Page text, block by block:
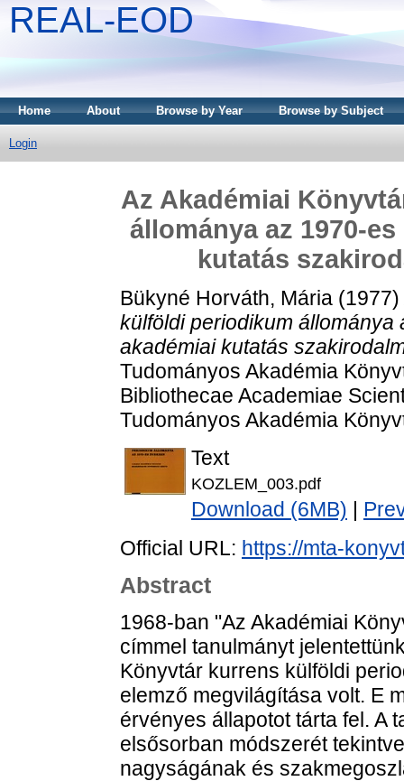
REAL-EOD
Home About Browse by Year Browse by Subject
Login
Az Akadémiai
állománya az 1970-
kutatás
Bükyné Horváth, Mária (1977)
külföldi periodikum állománya
akadémiai kutatás
Tudományos Akadémia
Bibliothecae Academiae
Tudományos Akadémia
Text
KOZLEM_003.pdf
Download (6MB)
Official URL: https://mta-
Abstract
1968-ban "Az Akadémiai
címmel tanulmányt
Könyvtár kurrens külföldi
elemző megvilágítása volt. E
érvényes állapotot tárta fel. A
elsősorban módszerét
nagyságának és